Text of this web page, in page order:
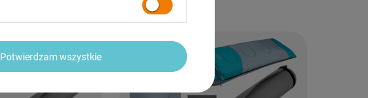
Potwierdzam wszystkie